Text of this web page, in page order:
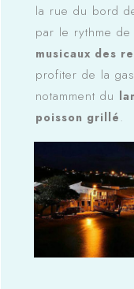
la rue du bord
par le rythme de
musicaux des
profiter de la
notamment du
poisson grillé .